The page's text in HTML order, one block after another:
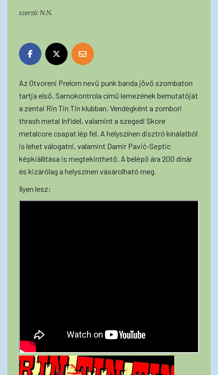
szerző:N.N.
Az Otvoreni Prelom nevű punk banda jövő szombaton
tartja első, Samokontrola című lemezének bemutatóját
a zentai Rin Tin Tin klubban. Vendégként a zombori
thrash metal Infidel, valamint a szegedi Skore
metalcore csapat lép fel. A helyszínen disztró kínálatból
is lehet válogatni, valamint Damir Pavić-Septic
képkiállítása is megtekinthető. A belépő ára 200 dinár
és kizárólag a helyszínen vásárolható meg.
Ilyen lesz: